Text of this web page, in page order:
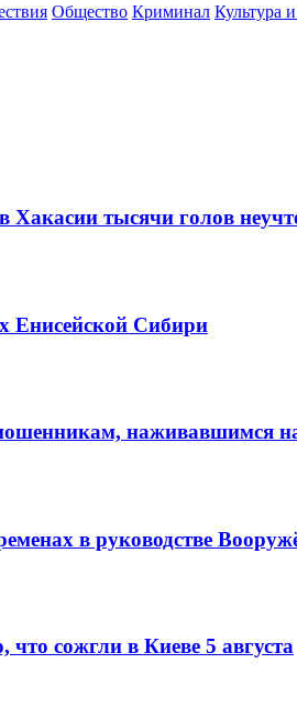
Общество Криминал Культура
тысячи голов
Енисейской Сибири
наживавшимся
в руководстве
сожгли в Киеве 5 августа